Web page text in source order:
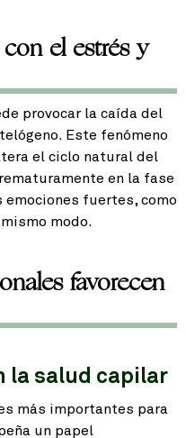
el estrés y
provocar la caída del
Este fenómeno
el ciclo natural del
en la fase
emociones fuertes, como
modo.
favorecen
la salud capilar
más importantes para
un papel